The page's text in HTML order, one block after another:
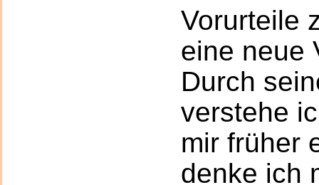
Vorurteile
eine neue
Durch
verstehe
mir früher
denke ich